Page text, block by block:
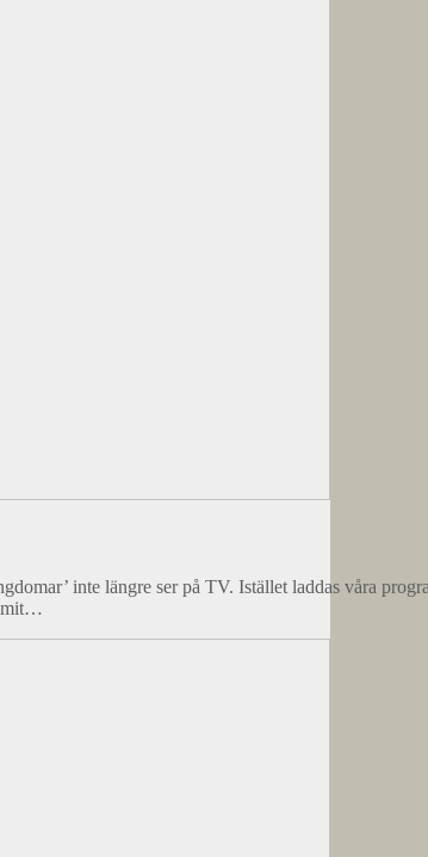
inte längre ser på TV. Istället laddas våra